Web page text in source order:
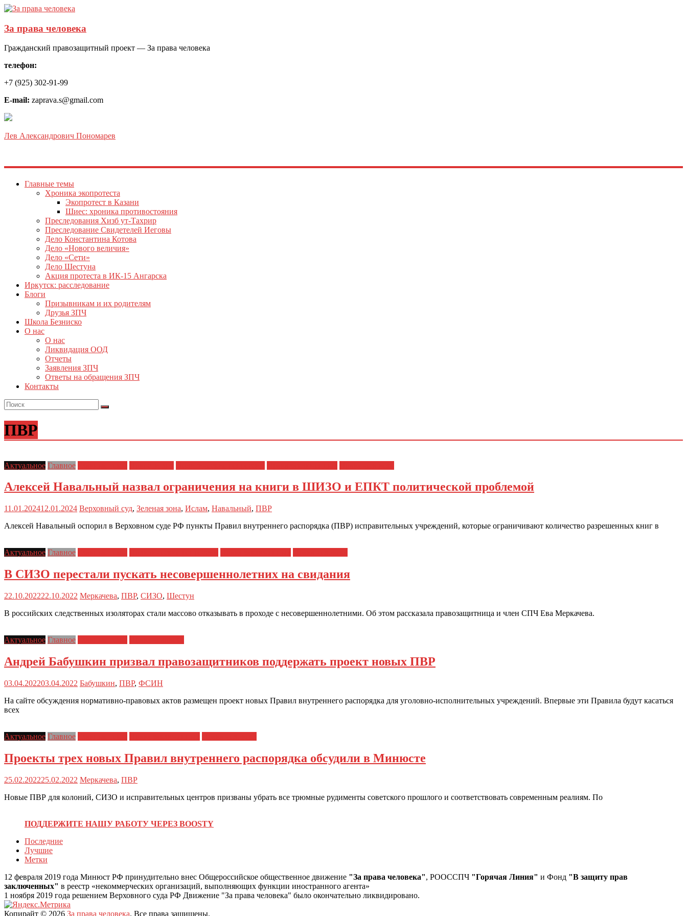
За права человека
Гражданский правозащитный проект — За права человека
телефон:
+7 (925) 302-91-99
E-mail: zaprava.s@gmail.com
Лев Александрович Пономарев
Главные темы
Хроника экопротеста
Экопротест в Казани
Шиес: хроника противостояния
Преследования Хизб ут-Тахрир
Преследование Свидетелей Иеговы
Дело Константина Котова
Дело «Нового величия»
Дело «Сети»
Дело Шестуна
Акция протеста в ИК-15 Ангарска
Иркутск: расследование
Блоги
Призывникам и их родителям
Друзья ЗПЧ
Школа Безниско
О нас
О нас
Ликвидация ООД
Отчеты
Заявления ЗПЧ
Ответы на обращения ЗПЧ
Контакты
ПВР
Актуальное Главное
Алексей Навальный назвал ограничения на книги в ШИЗО и ЕПКТ политической проблемой
11.01.202412.01.2024 Верховный суд, Зеленая зона, Ислам, Навальный, ПВР
Алексей Навальный оспорил в Верховном суде РФ пункты Правил внутреннего распорядка (ПВР) исправительных учреждений, которые ограничивают количество разрешенных книг в
Актуальное Главное
В СИЗО перестали пускать несовершеннолетних на свидания
22.10.202222.10.2022 Меркачева, ПВР, СИЗО, Шестун
В российских следственных изоляторах стали массово отказывать в проходе с несовершеннолетними. Об этом рассказала правозащитница и член СПЧ Ева Меркачева.
Актуальное Главное
Андрей Бабушкин призвал правозащитников поддержать проект новых ПВР
03.04.202203.04.2022 Бабушкин, ПВР, ФСИН
На сайте обсуждения нормативно-правовых актов размещен проект новых Правил внутреннего распорядка для уголовно-исполнительных учреждений. Впервые эти Правила будут касаться
всех
Актуальное Главное
Проекты трех новых Правил внутреннего распорядка обсудили в Минюсте
25.02.202225.02.2022 Меркачева, ПВР
Новые ПВР для колоний, СИЗО и исправительных центров призваны убрать все трюмные рудименты советского прошлого и соответствовать современным реалиям. По
ПОДДЕРЖИТЕ НАШУ РАБОТУ ЧЕРЕЗ BOOSTY
Последние
Лучшие
Метки
12 февраля 2019 года Минюст РФ принудительно внес Общероссийское общественное движение "За права человека", РООССПЧ "Горячая Линия" и Фонд "В защиту прав
заключенных" в реестр «некоммерческих организаций, выполняющих функции иностранного агента»
1 ноября 2019 года решением Верховного суда РФ Движение "За права человека" было окончательно ликвидировано.
Копирайт © 2026 За права человека. Все права защищены.